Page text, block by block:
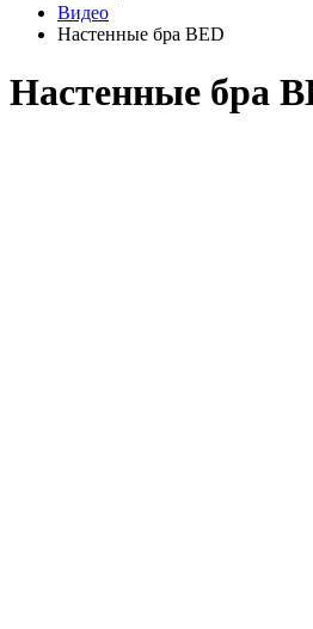
Видео
Настенные бра BED
Настенные бра